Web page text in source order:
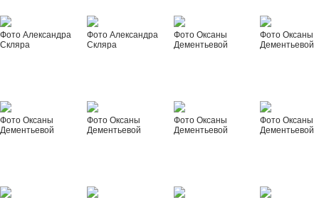
Фото Александра
Скляра
Фото Александра
Скляра
Фото Оксаны
Дементьевой
Фото Оксаны
Дементьевой
Фото Оксаны
Дементьевой
Фото Оксаны
Дементьевой
Фото Оксаны
Дементьевой
Фото Оксаны
Дементьевой